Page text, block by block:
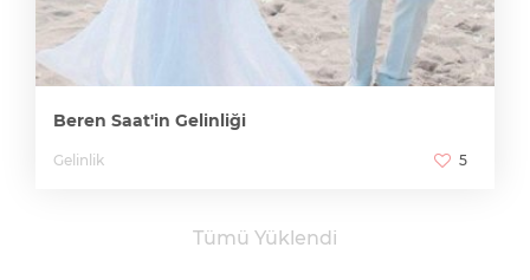
Beren Saat'in Gelinliği
Gelinlik 5
Tümü Yüklendi